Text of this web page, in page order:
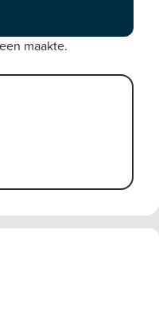
op dat moment nog
maakte.